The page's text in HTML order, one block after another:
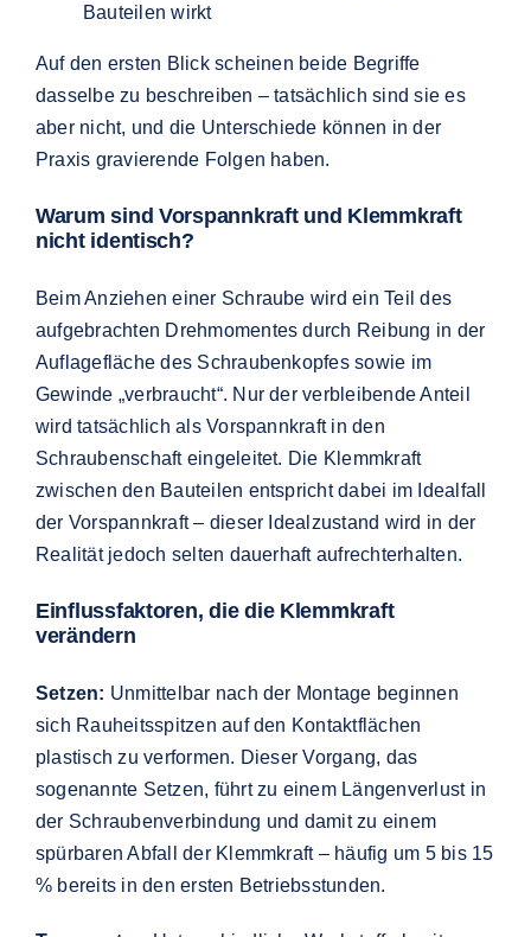
Bauteilen wirkt
Auf den ersten Blick scheinen beide Begriffe
dasselbe zu beschreiben – tatsächlich sind sie es
aber nicht, und die Unterschiede können in der
Praxis gravierende Folgen haben.
Warum sind Vorspannkraft und Klemmkraft
nicht identisch?
Beim Anziehen einer Schraube wird ein Teil des
aufgebrachten Drehmomentes durch Reibung in der
Auflagefläche des Schraubenkopfes sowie im
Gewinde „verbraucht“. Nur der verbleibende Anteil
wird tatsächlich als Vorspannkraft in den
Schraubenschaft eingeleitet. Die Klemmkraft
zwischen den Bauteilen entspricht dabei im Idealfall
der Vorspannkraft – dieser Idealzustand wird in der
Realität jedoch selten dauerhaft aufrechterhalten.
Einflussfaktoren, die die Klemmkraft
verändern
Setzen: Unmittelbar nach der Montage beginnen
sich Rauheitsspitzen auf den Kontaktflächen
plastisch zu verformen. Dieser Vorgang, das
sogenannte Setzen, führt zu einem Längenverlust in
der Schraubenverbindung und damit zu einem
spürbaren Abfall der Klemmkraft – häufig um 5 bis 15
% bereits in den ersten Betriebsstunden.